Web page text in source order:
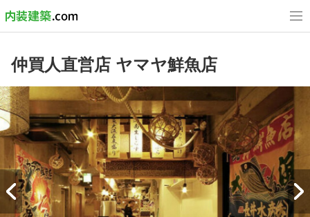
仲買人直営店 ヤマヤ鮮魚店